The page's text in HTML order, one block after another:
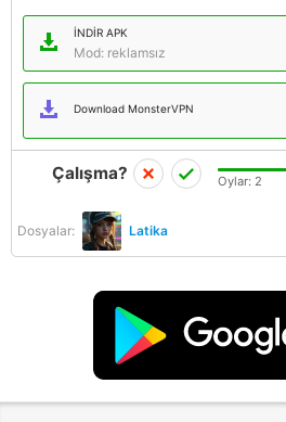
İNDIR APK
Mod: reklamsız
Download MonsterVPN
Dosyalar: Latika
Çalışma? Oylar: 2